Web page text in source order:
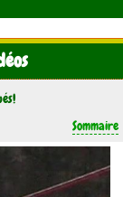
Sommaire